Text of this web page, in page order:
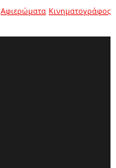
Αφιερώματα Κινηματογράφος